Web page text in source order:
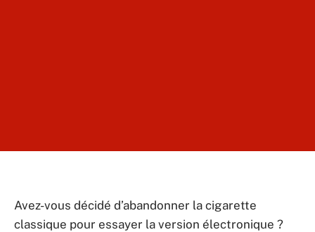
Avez-vous décidé d’abandonner la cigarette
classique pour essayer la version électronique ?